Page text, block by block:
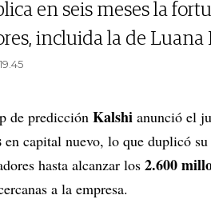
en seis meses la
incluida la de Luana
de predicción Kalshi anunció el
en capital nuevo, lo que duplicó
hasta alcanzar los 2.600
a la empresa.